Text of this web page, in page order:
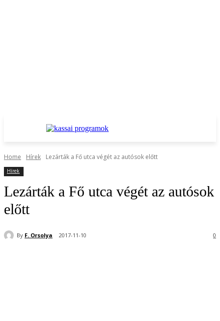
Home Hírek Lezárták a Fő utca végét az autósok előtt
Hírek
Lezárták a Fő utca végét az autósok
előtt
By F. Orsolya 2017-11-10 0